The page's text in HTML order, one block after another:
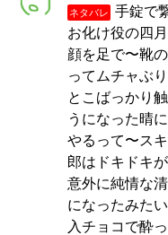
ネタバレ
手錠で
お化け役の四
顔を足で〜靴
ってムチャぶ
とこばっかり
うになった晴
やるって〜ス
郎はドキドキ
意外に純情な
になったみた
入チョコで酔